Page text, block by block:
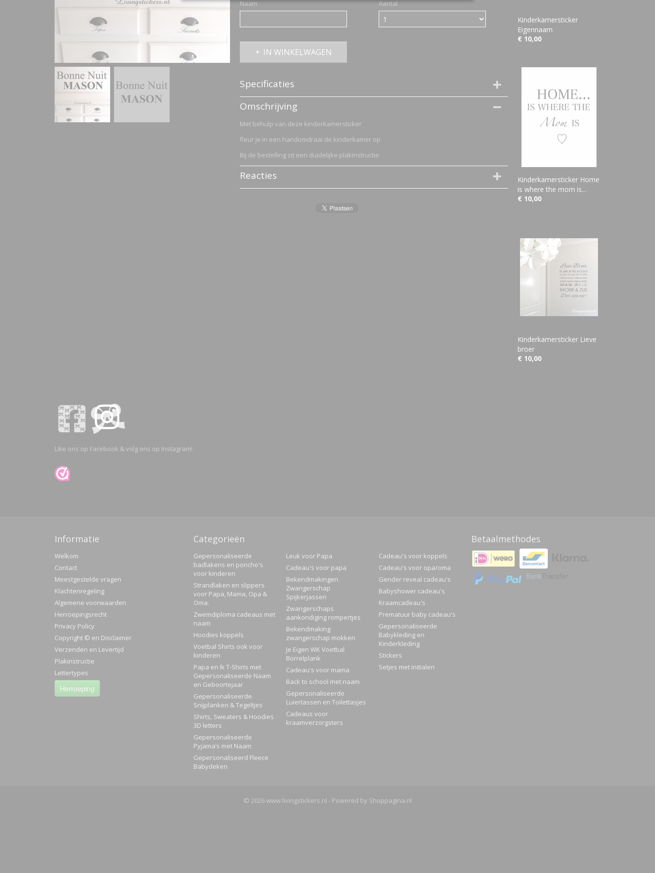
Naam Aantal
IN WINKELWAGEN
Specificaties
Productcode
Omschrijving
Met behulp van deze kinderkamersticker
fleur je in een handomdraai de kinderkamer op
Bij de bestelling zit een duidelijke plakinstructie
Reacties
Kinderkamersticker
Eigennaam
€ 10,00
Kinderkamersticker Home
is where the mom is...
€ 10,00
Kinderkamersticker Lieve
broer
€ 10,00
Like ons op Facebook & volg ons op Instagram!
Informatie
Welkom
Contact
Meestgestelde vragen
Klachtenregeling
Algemene voorwaarden
Herroepingsrecht
Privacy Policy
Copyright © en Disclaimer
Verzenden en Levertijd
Plakinstructie
Lettertypes
Herroeping
Categorieën
Gepersonaliseerde
badlakens en poncho's
voor kinderen
Strandlaken en slippers
voor Papa, Mama, Opa &
Oma.
Zwemdiploma cadeaus met
naam
Hoodies koppels
Voetbal Shirts ook voor
kinderen
Papa en Ik T-Shirts met
Gepersonaliseerde Naam
en Geboortejaar
Gepersonaliseerde
Snijplanken & Tegeltjes
Shirts, Sweaters & Hoodies
3D letters
Gepersonaliseerde
Pyjama’s met Naam
Gepersonaliseerd Fleece
Babydeken
Leuk voor Papa
Cadeau's voor papa
Bekendmakingen
Zwangerschap
Spijkerjassen
Zwangerschaps
aankondiging rompertjes
Bekendmaking
zwangerschap mokken
Je Eigen WK Voetbal
Borrelplank
Cadeau's voor mama
Back to school met naam
Gepersonaliseerde
Luiertassen en Toilettasjes
Cadeaus voor
kraamverzorgsters
Cadeau's voor koppels
Cadeau's voor opa/oma
Gender reveal cadeau's
Babyshower cadeau's
Kraamcadeau's
Prematuur baby cadeau's
Gepersonaliseerde
Babykleding en
Kinderkleding
Stickers
Setjes met initialen
Betaalmethodes
© 2026 www.livingstickers.nl - Powered by Shoppagina.nl